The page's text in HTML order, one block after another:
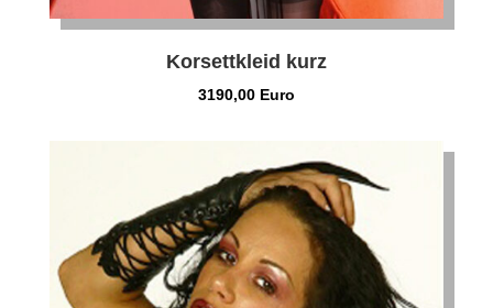
Korsettkleid kurz
3190,00 Euro